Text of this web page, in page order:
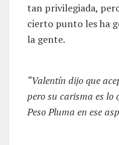
tan privilegiada,
cierto punto les ha
la gente.
“Valentín dijo que
pero su carisma es lo
Peso Pluma en ese